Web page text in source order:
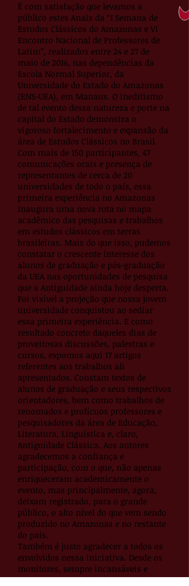
É com satisfação que levamos a
público estes Anais da “I Semana de
Estudos Clássicos do Amazonas e VI
Encontro Nacional de Professores de
Latim”, realizados entre 24 e 27 de
maio de 2016, nas dependências da
Escola Normal Superior, da
Universidade do Estado do Amazonas
(ENS-UEA), em Manaus. O ineditismo
de tal evento dessa natureza e porte na
capital do Estado demonstra o
vigoroso fortalecimento e expansão da
área de Estudos Clássicos no Brasil.
Com mais de 150 participantes, 47
comunicações orais e presença de
representantes de cerca de 20
universidades de todo o país, essa
primeira experiência no Amazonas
inaugura uma nova rota no mapa
acadêmico das pesquisas e trabalhos
em estudos clássicos em terras
brasileiras. Mais do que isso, pudemos
constatar o crescente interesse dos
alunos de graduação e pós-graduação
da UEA nas oportunidades de pesquisa
que a Antiguidade ainda hoje desperta.
Foi visível a projeção que nossa jovem
universidade conquistou ao sediar
essa primeira experiência. E como
resultado concreto daqueles dias de
proveitosas discussões, palestras e
cursos, expomos aqui 17 artigos
referentes aos trabalhos ali
apresentados. Constam textos de
alunos de graduação e seus respectivos
orientadores, bem como trabalhos de
renomados e profícuos professores e
pesquisadores da área de Educação,
Literatura, Linguística e, claro,
Antiguidade Clássica. Aos autores
agradecemos a confiança e
participação, com o que, não apenas
enriqueceram academicamente o
evento, mas principalmente, agora,
deixam registrado, para o grande
público, o alto nível do que vem sendo
produzido no Amazonas e no restante
do país.
Também é justo agradecer a todos os
envolvidos nessa iniciativa. Desde os
monitores, sempre incansáveis e
atuantes, passando pelos inscritos e